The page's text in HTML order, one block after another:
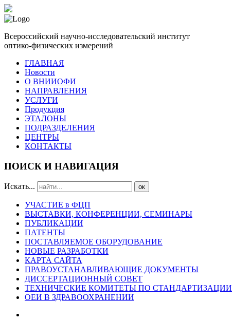
Всероссийский научно-исследовательский институт
оптико-физических измерений
ГЛАВНАЯ
Новости
О ВНИИОФИ
НАПРАВЛЕНИЯ
УСЛУГИ
Продукция
ЭТАЛОНЫ
ПОДРАЗДЕЛЕНИЯ
ЦЕНТРЫ
КОНТАКТЫ
ПОИСК И НАВИГАЦИЯ
Искать... ок
УЧАСТИЕ в ФЦП
ВЫСТАВКИ, КОНФЕРЕНЦИИ, СЕМИНАРЫ
ПУБЛИКАЦИИ
ПАТЕНТЫ
ПОСТАВЛЯЕМОЕ ОБОРУДОВАНИЕ
НОВЫЕ РАЗРАБОТКИ
КАРТА САЙТА
ПРАВОУСТАНАВЛИВАЮЩИЕ ДОКУМЕНТЫ
ДИССЕРТАЦИОННЫЙ СОВЕТ
ТЕХНИЧЕСКИЕ КОМИТЕТЫ ПО СТАНДАРТИЗАЦИИ
ОЕИ В ЗДРАВООХРАНЕНИИ